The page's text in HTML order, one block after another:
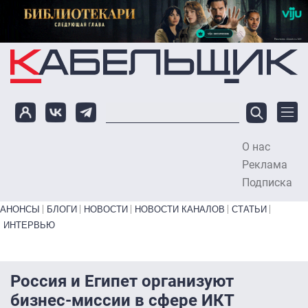
Перейти к основному содержанию
О нас
Реклама
Подписка
Primary links bottom
АНОНСЫ БЛОГИ НОВОСТИ НОВОСТИ КАНАЛОВ
СТАТЬИ
ИНТЕРВЬЮ
Россия и Египет организуют
бизнес-миссии в сфере ИКТ